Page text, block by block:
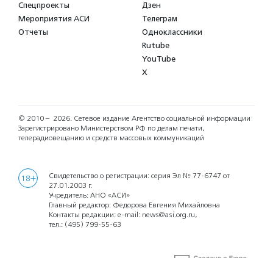
Спецпроекты
Мероприятия АСИ
Отчеты
Дзен
Телеграм
Одноклассники
Rutube
YouTube
X
© 2010 – 2026. Сетевое издание Агентство социальной информации
Зарегистрировано Министерством РФ по делам печати,
телерадиовещанию и средств массовых коммуникаций
18+
Свидетельство о регистрации: серия Эл № 77-6747 от
27.01.2003 г.
Учредитель: АНО «АСИ»
Главный редактор: Федорова Евгения Михайловна
Контакты редакции: e-mail: news@asi.org.ru,
тел.: (495) 799-55-63